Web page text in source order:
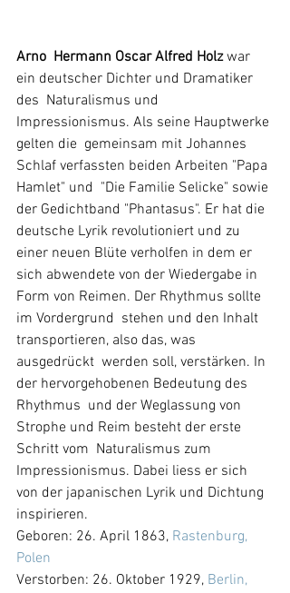
Arno  Hermann Oscar Alfred Holz war
ein deutscher Dichter und Dramatiker
des  Naturalismus und
Impressionismus. Als seine Hauptwerke
gelten die  gemeinsam mit Johannes
Schlaf verfassten beiden Arbeiten "Papa
Hamlet" und  "Die Familie Selicke" sowie
der Gedichtband "Phantasus". Er hat die
deutsche Lyrik revolutioniert und zu
einer neuen Blüte verholfen in dem er
sich abwendete von der Wiedergabe in
Form von Reimen. Der Rhythmus sollte
im Vordergrund  stehen und den Inhalt
transportieren, also das, was
ausgedrückt  werden soll, verstärken. In
der hervorgehobenen Bedeutung des
Rhythmus  und der Weglassung von
Strophe und Reim besteht der erste
Schritt vom  Naturalismus zum
Impressionismus. Dabei liess er sich
von der japanischen Lyrik und Dichtung
inspirieren.
Geboren: 26. April 1863, Rastenburg,
Polen
Verstorben: 26. Oktober 1929, Berlin,